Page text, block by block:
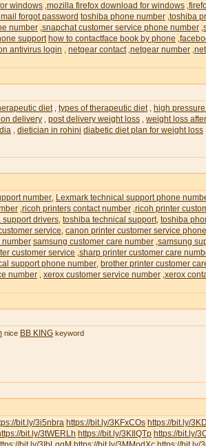
windows mozilla firefox download for windows
forgot password toshiba phone number toshiba
number snapchat customer service phone number
support how to contactface book by phone
antivirus login netgear contact netgear number
diet, types of therapeutic diet, high
delivery
post delivery weight loss weight loss
dietician in rohini diabetic diet plan for weight loss
number Lexmark technical support phone
ricoh printers contact number ricoh printer
support drivers toshiba technical support toshiba
service canon printer customer service
number samsung customer care number samsung
customer service sharp printer customer care
support phone number brother printer customer
number xerox customer service number xerox
nice BB KING keyword
bit.ly/3i5nbra https://bit.ly/3KFxCOs https://bit.ly/
bit.ly/3tWERLh https://bit.ly/3KIlQTp https://bit.ly/